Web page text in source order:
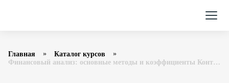
Главная
Каталог курсов
Финансовый анализ: основные методы и коэффициенты Контур.Школа